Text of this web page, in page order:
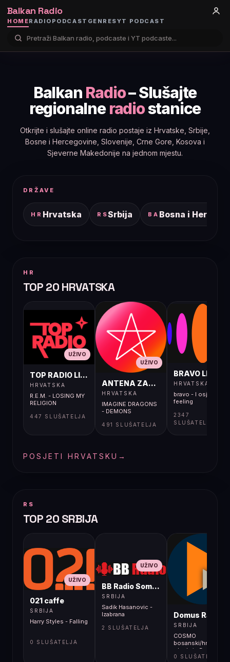
Balkan Radio
HOMERADIO PODCAST GENRESYT PODCAST
Balkan Radio– Slušajte
regionalneradiostanice
Otkrijte i slušajte online radio postaje iz Hrvatske, Srbije,
Bosne i Hercegovine, Slovenije, Crne Gore, Kosova i
Sjeverne Makedonije na jednom mjestu.
DRŽAVE
HR Hrvatska RSSrbija BA Bosna i
HR
TOP 20 HRVATSKA
UŽIVO
TOP RADIO LIVE
HRVATSKA
R.E.M. - LOSING MY
RELIGION
447 SLUŠATELJA
UŽIVO
ANTENA ZAGREB LIVE
HRVATSKA
IMAGINE DRAGONS
- DEMONS
491 SLUŠATELJA
BRAVO LIVE
HRVATSKA
bravo - I osjećaj i
feeling
2347
SLUŠATELJA
POSJETI HRVATSKU →
RS
TOP 20 SRBIJA
UŽIVO
021 caffe
SRBIJA
Harry Styles - Falling
0 SLUŠATELJA
UŽIVO
BB Radio Sombor
SRBIJA
Sadik Hasanovic -
Izabrana
2 SLUŠATELJA
Domus Radio
SRBIJA
COSMO
bosanski/hrvatski/
- Ludwig Bauer:
"Kuća ili čovjek koji
0 SLUŠATELJA